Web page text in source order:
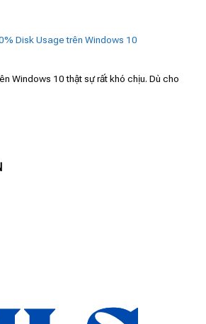
Disk Usage trên Windows 10
Windows 10 thật sự rất khó chịu. Dù cho